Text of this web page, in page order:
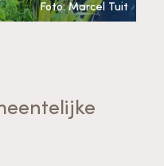
voor
Foto: Marcel Tuit